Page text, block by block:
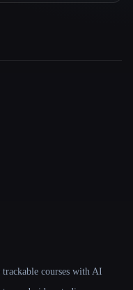
courses with AI